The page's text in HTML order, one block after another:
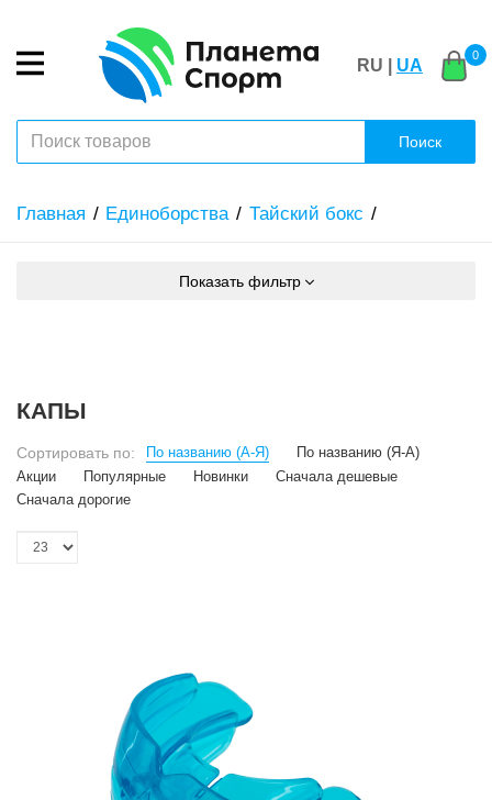
RU | UA
0
Поиск
Главная Единоборства Тайский бокс
Показать фильтр
КАПЫ
Сортировать по: По названию (А-Я)
По названию (Я-А)
Акции
Популярные Новинки
Сначала дешевые
Сначала дорогие